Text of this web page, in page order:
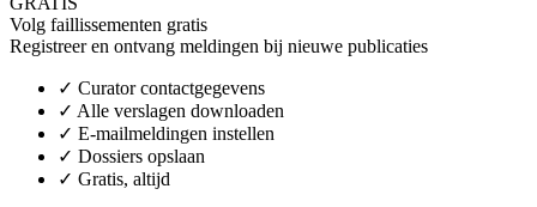
Volg faillissementen gratis
Registreer en ontvang meldingen bij nieuwe publicaties
✓ Curator contactgegevens
✓ Alle verslagen downloaden
✓ E-mailmeldingen instellen
✓ Dossiers opslaan
✓ Gratis, altijd